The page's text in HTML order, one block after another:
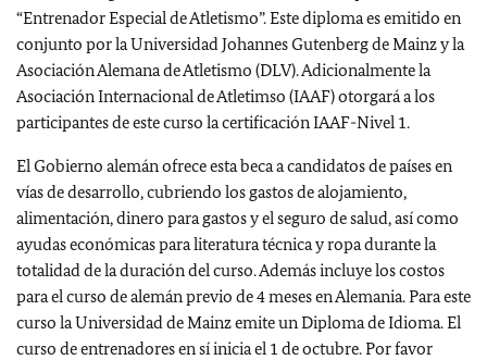
“Entrenador Especial de Atletismo”. Este diploma es emitido en
conjunto por la Universidad Johannes Gutenberg de Mainz y la
Asociación Alemana de Atletismo (DLV). Adicionalmente la
Asociación Internacional de Atletimso (IAAF) otorgará a los
participantes de este curso la certificación IAAF-Nivel 1.
El Gobierno alemán ofrece esta beca a candidatos de países en
vías de desarrollo, cubriendo los gastos de alojamiento,
alimentación, dinero para gastos y el seguro de salud, así como
ayudas económicas para literatura técnica y ropa durante la
totalidad de la duración del curso. Además incluye los costos
para el curso de alemán previo de 4 meses en Alemania. Para este
curso la Universidad de Mainz emite un Diploma de Idioma. El
curso de entrenadores en sí inicia el 1 de octubre. Por favor